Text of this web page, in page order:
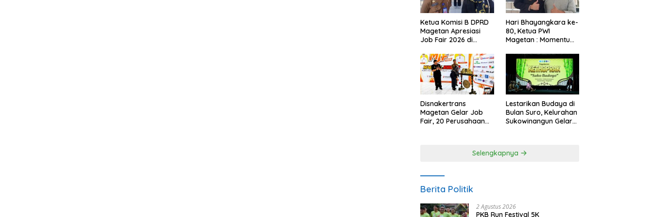
Ketua Komisi B DPRD
Magetan Apresiasi
Job Fair 2026 di
Anggaran
Hari Bhayangkara ke-
80, Ketua PWI
Magetan : Momentum
Kepercayaan Publik
Disnakertrans
Magetan Gelar Job
Fair, 20 Perusahaan
Lestarikan Budaya di
Bulan Suro, Kelurahan
Sukowinangun Gelar
Selengkapnya
Berita Politik
2 Agustus 2026
PKB Run Festival 5K